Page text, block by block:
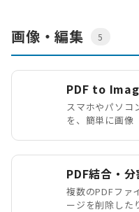
画像・編集 5
PDF to
スマホやパソコ
を、簡単に画像
PDF結合・
複数のPDFファ
ージを削除した